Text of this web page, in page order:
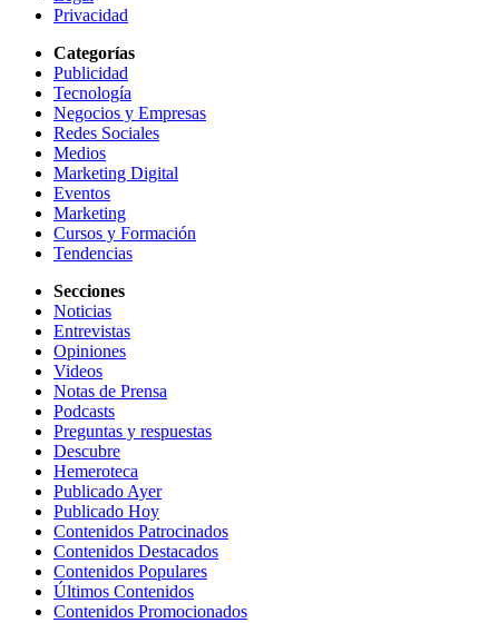
Privacidad
Categorías
Publicidad
Tecnología
Negocios y Empresas
Redes Sociales
Medios
Marketing Digital
Eventos
Marketing
Cursos y Formación
Tendencias
Secciones
Noticias
Entrevistas
Opiniones
Videos
Notas de Prensa
Podcasts
Preguntas y respuestas
Descubre
Hemeroteca
Publicado Ayer
Publicado Hoy
Contenidos Patrocinados
Contenidos Destacados
Contenidos Populares
Últimos Contenidos
Contenidos Promocionados